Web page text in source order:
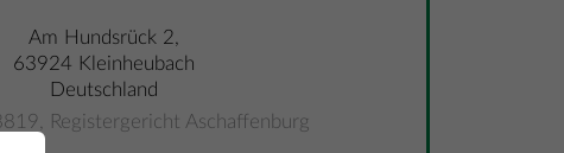
Am Hundsrück 2,
63924 Kleinheubach
Deutschland
Registergericht Aschaffenburg